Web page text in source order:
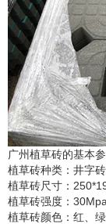
广州植草砖的基本参
植草砖种类：井字
植草砖尺寸：
植草砖强度： 30Mpa
植草砖颜色：红、绿